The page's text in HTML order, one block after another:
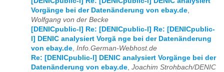
Vorgänge bei der Datenänderung von ebay.de,
Wolfgang von der Becke
[DENICpublic-l] Re: [DENICpublic-l] Re: [DENICpublic-
l] DENIC analysiert Vorgä nge bei der Datenänderung
von ebay.de, Info.German-Webhost.de
Re: [DENICpublic-l] DENIC analysiert Vorgänge bei der
Datenänderung von ebay.de, Joachim Strohbach/DENIC